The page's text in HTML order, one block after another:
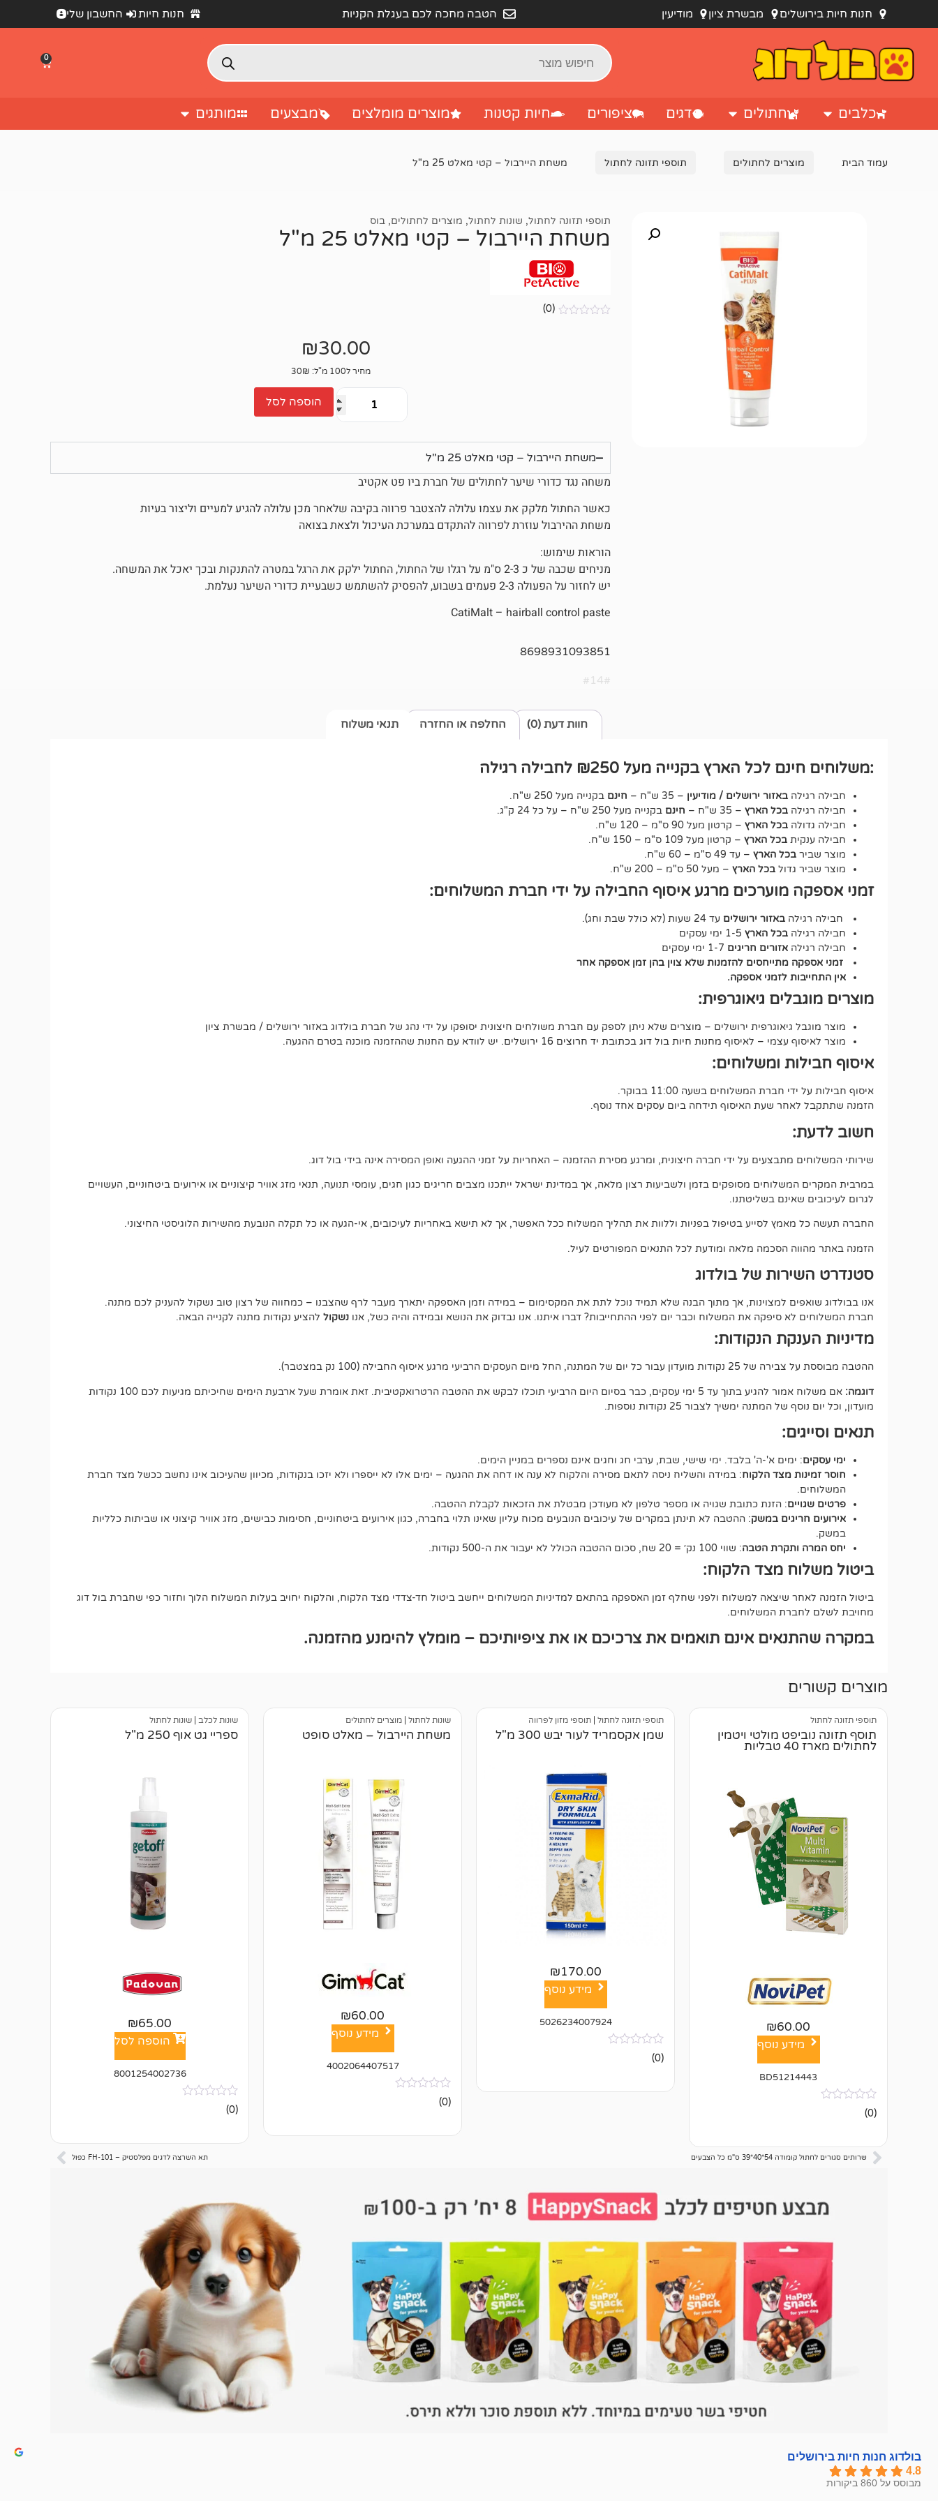
חנות חיות בירושלים מבשרת ציון מודיעין הטבה מחכה לכם בעגלת הקניות חנות חיות החשבון שלי
0
כלבים חתולים דגים ציפורים חיות קטנות מוצרים מומלצים מבצעים מותגים
עמוד הבית מוצרים לחתולים תוספי תזונה לחתול משחת היירבול – קטי מאלט 25 מ"ל
תוספי תזונה לחתול, שונות לחתול, מוצרים לחתולים, בוס
משחת היירבול – קטי מאלט 25 מ"ל
(0)
₪30.00
מחיר ל100 מ"ל: 30₪
הוספה לסל
משחת היירבול – קטי מאלט 25 מ"ל
משחה נגד כדורי שיער לחתולים של חברת ביו פט אקטיב
כאשר החתול מלקק את עצמו עלולה להצטבר פרווה בקיבה שלאחר מכן עלולה להגיע למעיים וליצור בעיות
משחת ההירבול עוזרת לפרווה להתקדם במערכת העיכול ולצאת בצואה
הוראות שימוש:
מניחים שכבה של כ 2-3 ס"מ על רגלו של החתול, החתול ילקק את הרגל במטרה להתנקות ובכך יאכל את המשחה.
יש לחזור על הפעולה 2-3 פעמים בשבוע, להפסיק להשתמש כשבעיית כדורי השיער נעלמת.
CatiMalt – hairball control paste
8698931093851
#14#
תנאי משלוח חוות דעת (0) החלפה או החזרה
:משלוחים חינם לכל הארץ בקנייה מעל ₪250 לחבילה רגילה
חבילה רגילה באזור ירושלים / מודיעין – 35 ש"ח – חינם בקנייה מעל 250 ש"ח.
חבילה רגילה בכל הארץ – 35 ש"ח – חינם בקנייה מעל 250 ש"ח – על כל 24 ק"ג.
חבילה גדולה בכל הארץ – קרטון מעל 90 ס"מ – 120 ש"ח.
חבילה ענקית בכל הארץ – קרטון מעל 109 ס"מ – 150 ש"ח.
מוצר שביר בכל הארץ – עד 49 ס"מ – 60 ש"ח.
מוצר שביר גדול בכל הארץ – מעל 50 ס"מ – 200 ש"ח.
זמני אספקה מוערכים מרגע איסוף החבילה על ידי חברת המשלוחים:
חבילה רגילה באזור ירושלים עד 24 שעות (לא כולל שבת וחג).
חבילה רגילה בכל הארץ
חבילה רגילה אזורים חריגים
זמני אספקה מתייחסים להזמנות שלא צוין בהן זמן אספקה אחר
אין התחייבות לזמני אספקה.
מוצרים מוגבלים גיאוגרפית:
מוצר מוגבל גיאוגרפית ירושלים – מוצרים שלא ניתן לספק עם חברת משולחים חיצונית יסופקו על ידי נהג של חברת בולדוג באזור ירושלים / מבשרת ציון
מוצר לאיסוף עצמי – לאיסוף מחנות חיות בול דוג בכתובת יד חרוצים 16 ירושלים . יש לוודא עם החנות שההזמנה מוכנה בטרם ההגעה.
איסוף חבילות ומשלוחים:
איסוף חבילות על ידי חברת המשלוחים בשעה 11:00 בבוקר.
הזמנה שתתקבל לאחר שעת האיסוף תידחה ביום עסקים אחד נוסף.
חשוב לדעת:
שירותי המשלוחים מתבצעים על ידי חברה חיצונית, ומרגע מסירת ההזמנה – האחריות על זמני ההגעה ואופן המסירה אינה בידי בול דוג.
במרבית המקרים המשלוחים מסופקים בזמן ולשביעות רצון מלאה, אך במדינת ישראל ייתכנו מצבים חריגים כגון חגים, עומסי תנועה, תנאי מזג אוויר קיצוניים או אירועים ביטחוניים, העשויים
לגרום לעיכובים שאינם בשליטתנו.
החברה תעשה כל מאמץ לסייע בטיפול בפניות וללוות את תהליך המשלוח ככל האפשר, אך לא תישא באחריות לעיכובים, אי-הגעה או כל תקלה הנובעת מהשירות הלוגיסטי החיצוני.
הזמנה באתר מהווה הסכמה מלאה ומודעת לכל התנאים המפורטים לעיל.
סטנדרט השירות של בולדוג
אנו בבולדוג שואפים למצוינות, אך מתוך הבנה שלא תמיד נוכל לתת את המקסימום – במידה וזמן האספקה יתארך מעבר לרף שהצבנו – כמחווה של רצון טוב נשקול להעניק לכם מתנה.
חברת המשלוחים לא סיפקה את המשלוח וכבר יום לפני ההתחייבות? דברו איתנו. אנו נבדוק את הנושא ובמידה והיה כשל, אנו נשקול להציע נקודות מתנה לקנייה הבאה.
מדיניות הענקת הנקודות:
ההטבה מבוססת על צבירה של 25 נקודות מועדון עבור כל יום של המתנה, החל מיום העסקים הרביעי מרגע איסוף החבילה (100 נק במצטבר).
דוגמה:
אם משלוח אמור להגיע בתוך עד 5 ימי עסקים, כבר בסיום היום הרביעי תוכלו לבקש את ההטבה הרטרואקטיבית. זאת אומרת שעל ארבעת הימים שחיכיתם מגיעות לכם 100 נקודות
מועדון, וכל יום נוסף של המתנה ימשיך לצבור 25 נקודות נוספות.
תנאים וסייגים:
ימי עסקים: ימים א'-ה' בלבד. ימי שישי, שבת, ערבי חג וחגים אינם נספרים במניין הימים.
חוסר זמינות מצד הלקוח: במידה והשליח ניסה לתאם מסירה והלקוח לא ענה או דחה את ההגעה – ימים אלו לא ייספרו ולא יזכו בנקודות, מכיוון שהעיכוב אינו נחשב ככשל מצד חברת
המשלוחים.
פרטים שגויים: הזנת כתובת שגויה או מספר טלפון לא מעודכן מבטלת את הזכאות לקבלת ההטבה.
אירועים חריגים במשק: ההטבה לא תינתן במקרים של עיכובים הנובעים מכוח עליון שאינו תלוי בחברה, כגון אירועים ביטחוניים, חסימות כבישים, מזג אוויר קיצוני או שביתות כלליות
במשק.
יחס המרה ותקרת הטבה: שווי 100 נק׳ = 20 שח, סכום ההטבה הכולל לא יעבור את ה-500 נקודות.
ביטול משלוח מצד הלקוח:
ביטול הזמנה לאחר שיצאה למשלוח ולפני שחלף זמן האספקה בהתאם למדיניות המשלוחים ייחשב ביטול חד-צדדי מצד הלקוח, והלקוח יחויב בעלות המשלוח הלוך וחזור כפי שחברת בול דוג
מחויבת לשלם לחברת המשלוחים.
במקרה שהתנאים אינם תואמים את צרכיכם או את ציפיותיכם – מומלץ להימנע מהזמנה.
מוצרים קשורים
תוספי תזונה לחתול
תוסף תזונה נוביפט מולטי ויטמין
לחתולים מארז 40 טבליות
₪60.00
מידע נוסף
BD51214443
אין
ביקורות
(0)
תוספי תזונה לחתול תוספי מזון לפרווה
שמן אקסמריד לעור יבש 300 מ"ל
₪170.00
מידע נוסף
5026234007924
אין
ביקורות
(0)
שונות לחתול מוצרים לחתולים
משחת היירבול – מאלט סופט
₪60.00
מידע נוסף
4002064407517
אין
ביקורות
(0)
שונות לכלב שונות לחתול
ספריי גט אוף 250 מ"ל
₪65.00
הוספה לסל
8001254002736
אין
ביקורות
(0)
שרותים סגורים לחתול קומודה 54*40*39 ס"מ כל הצבעים תא השרצה לדגים מפלסטיק – FH-101 כפול
בולדוג חנות חיות בירושלים
4.8
מבוסס על 860 ביקורות